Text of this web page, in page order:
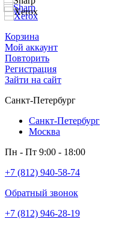
Корзина
Мой аккаунт
Повторить
Регистрация
Зайти на сайт
Санкт-Петербург
Санкт-Петербург
Москва
Пн - Пт 9:00 - 18:00
+7 (812) 940-58-74
Обратный звонок
+7 (812) 946-28-19